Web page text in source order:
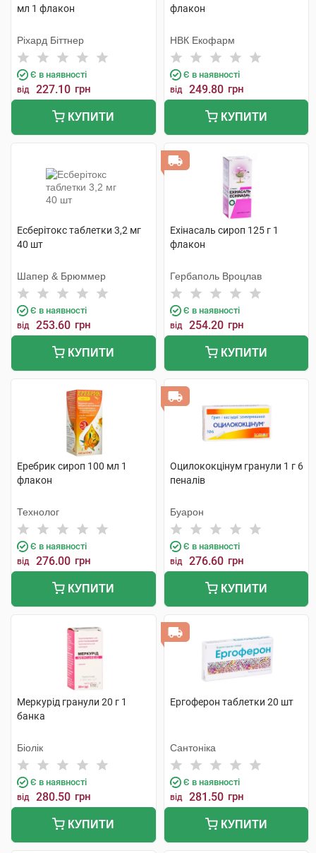
мл 1 флакон
Ріхард Біттнер
Є в наявності
від 227.10 грн
КУПИТИ
флакон
НВК Екофарм
Є в наявності
від 249.80 грн
КУПИТИ
Есберітокс таблетки 3,2 мг
40 шт
Шапер & Брюммер
Є в наявності
від 253.60 грн
КУПИТИ
Ехінасаль сироп 125 г 1
флакон
Гербаполь Вроцлав
Є в наявності
від 254.20 грн
КУПИТИ
Еребрик сироп 100 мл 1
флакон
Технолог
Є в наявності
від 276.00 грн
КУПИТИ
Оцилококцінум гранули 1 г 6
пеналів
Буарон
Є в наявності
від 276.60 грн
КУПИТИ
Меркурід гранули 20 г 1
банка
Біолік
Є в наявності
від 280.50 грн
КУПИТИ
Ергоферон таблетки 20 шт
Сантоніка
Є в наявності
від 281.50 грн
КУПИТИ